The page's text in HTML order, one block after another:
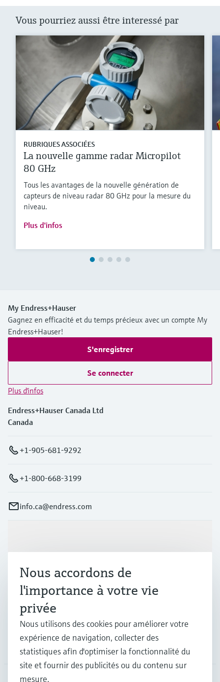
Vous pourriez aussi être interessé par
RUBRIQUES ASSOCIÉES
La nouvelle gamme radar Micropilot
80 GHz
Tous les avantages de la nouvelle génération de
capteurs de niveau radar 80 GHz pour la mesure du
niveau.
Plus d'infos
My Endress+Hauser
Gagnez en efficacité et du temps précieux avec un compte My
Endress+Hauser!
S'enregistrer
Se connecter
Plus d'infos
Endress+Hauser Canada Ltd
Canada
+1-905-681-9292
+1-800-668-3199
info.ca@endress.com
Industries
Support
Société
Nous accordons de
l'importance à votre vie
privée
Nous utilisons des cookies pour améliorer votre
expérience de navigation, collecter des
statistiques afin d'optimiser la fonctionnalité du
site et fournir des publicités ou du contenu sur
mesure.